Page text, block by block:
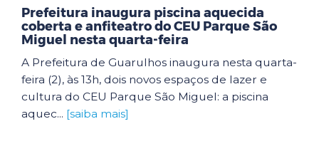
Prefeitura inaugura piscina aquecida
coberta e anfiteatro do CEU Parque São
Miguel nesta quarta-feira
A Prefeitura de Guarulhos inaugura nesta quarta-
feira (2), às 13h, dois novos espaços de lazer e
cultura do CEU Parque São Miguel: a piscina
aquec... [saiba mais]